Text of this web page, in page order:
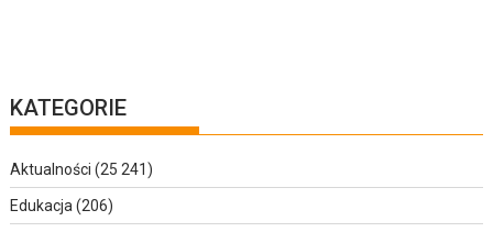
KATEGORIE
Aktualności (25 241)
Edukacja (206)